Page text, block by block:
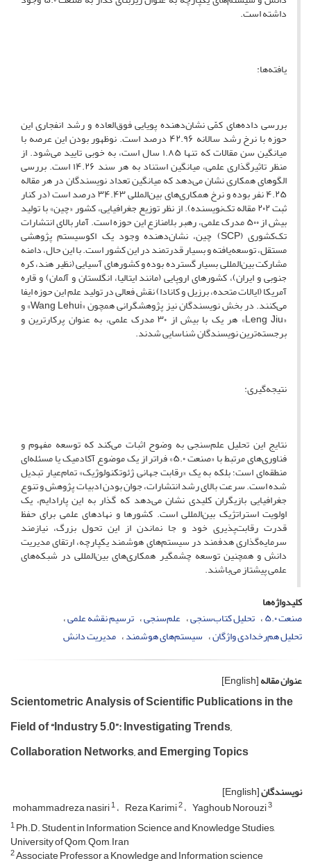
داشته است.
یافته‌ها:
بررسی داده‌های کمّی نشان‌دهنده پویایی فوق‌العاده و رشد انفجاری این
حوزه با نرخ رشد سالانه ۴۲.۹۶ درصد است. نوظهور بودن این عرصه با
میانگین سن مقالات که تنها ۱.۸۵ سال است، به خوبی تایید می‌شود. از
منظر تاثیرگذاری علمی، میانگین استناد به هر سند ۱۴.۲۶ است. بررسی
الگوهای همکاری نشان می‌دهد که میانگین تعداد نویسندگان در هر مقاله
۴.۲۵ نفر بوده و نرخ همکاری‌های بین‌المللی ۳۴.۴۳ درصد است (در کنار
ثبت ۲۰۲ مقاله تک‌نویسنده). از نظر توزیع جغرافیایی، کشور «چین» با تولید
بیش از ۵۰۰ مدرک علمی، رهبر بلامنازع این حوزه است. آمار بالای انتشارات
تک‌کشوری (SCP) چین، نشان‌دهنده وجود یک اکوسیستم پژوهشی
مستقل، توسعه‌یافته و بسیار قدرتمند در این کشور است. با این حال، دامنه
مشارکت بین‌المللی بسیار گسترده بوده و کشورهای آسیایی (نظیر هند، کره
جنوبی و ایران)، کشورهای اروپایی (مانند ایتالیا، انگلستان و آلمان) و قاره
آمریکا (ایالات متحده، برزیل و کانادا) نقش فعالی در تولید علم این حوزه ایفا
می‌کنند. در بخش نویسندگان نیز پژوهشگرانی همچون «Wang Lehui» و
«Leng Jiu» هر یک با بیش از ۳۰ مدرک علمی، به عنوان پرکارترین و
برجسته‌ترین نویسندگان شناسایی شدند.
نتیجه‌گیری:
نتایج این تحلیل علم‌سنجی به وضوح اثبات می‌کند که توسعه مفهوم و
فناوری‌های مرتبط با «صنعت ۵.۰» فراتر از یک موضوع آکادمیک یا مسئله‌ای
منطقه‌ای است؛ بلکه به یک «رقابت جهانی ژئوتکنولوژیک» تمام‌عیار تبدیل
شده است. سرعت بالای رشد انتشارات، جوان بودن ادبیات پژوهش و تنوع
جغرافیایی بازیگران کلیدی نشان می‌دهد که گذار به این پارادایم، یک
اولویت استراتژیک بین‌المللی است. کشورها و نهادهای علمی برای حفظ
قدرت رقابت‌پذیری خود و جا نماندن از این تحول بزرگ، نیازمند
سرمایه‌گذاری هدفمند در سیستم‌های هوشمند یکپارچه، ارتقای مدیریت
دانش و همچنین توسعه چشمگیر همکاری‌های بین‌المللی در شبکه‌های
علمی پیشتاز می‌باشند.
کلیدواژه‌ها
صنعت ۵.۰
تحلیل کتاب‌سنجی علم‌سنجی ترسیم نقشه علمی
تحلیل هم‌رخدادی واژگان سیستم‌های هوشمند مدیریت دانش
عنوان مقاله[English]
Scientometric Analysis of Scientific Publications in the
Field of “Industry 5.0”: Investigating Trends,
Collaboration Networks, and Emerging Topics
نویسندگان[English]
mohammadreza nasiri1 Reza Karimi2 Yaghoub Norouzi3
1Ph.D. Student in Information Science and Knowledge Studies,
University of Qom, Qom, Iran
2Associate Professor a Knowledge and Information science